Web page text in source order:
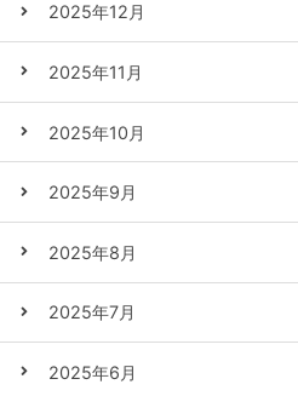
2025年12月
2025年11月
2025年10月
2025年9月
2025年8月
2025年7月
2025年6月